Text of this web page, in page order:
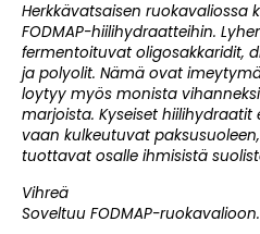
Herkkävatsaisen ruokavaliossa
FODMAP-hiilihydraatteihin.
fermentoituvat oligosakkaridit,
ja polyolit. Nämä ovat
loytyy myös monista
marjoista. Kyseiset
vaan kulkeutuvat
tuottavat osalle ihmisistä
Vihreä
Soveltuu FODMAP-ruokavalioon.